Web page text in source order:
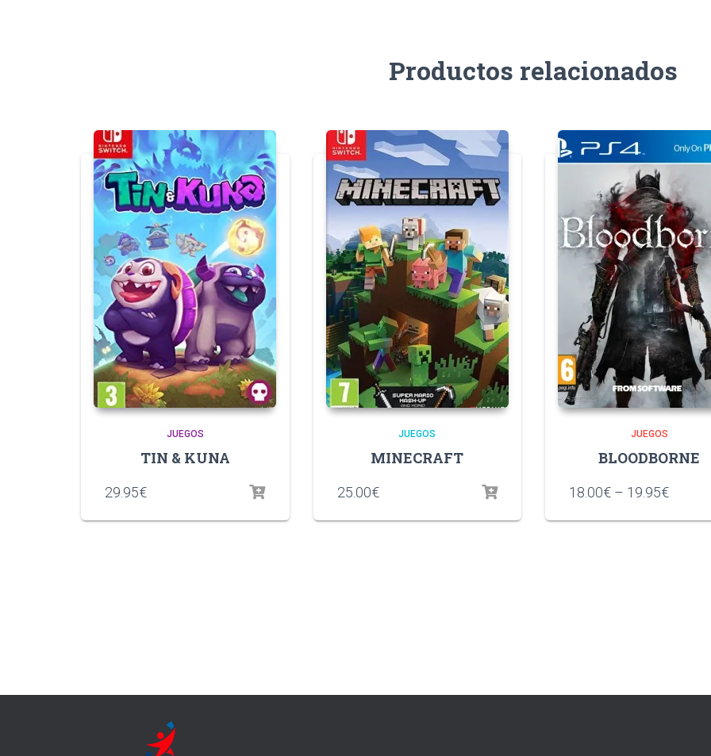
Productos relacionados
JUEGOS
TIN & KUNA
29.95€
JUEGOS
MINECRAFT
25.00€
JUEGOS
BLOODBORNE
18.00€ – 19.95€